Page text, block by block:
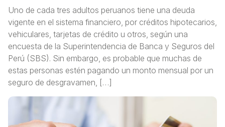
Uno de cada tres adultos peruanos tiene una deuda
vigente en el sistema financiero, por créditos hipotecarios,
vehiculares, tarjetas de crédito u otros, según una
encuesta de la Superintendencia de Banca y Seguros del
Perú (SBS). Sin embargo, es probable que muchas de
estas personas estén pagando un monto mensual por un
seguro de desgravamen, […]